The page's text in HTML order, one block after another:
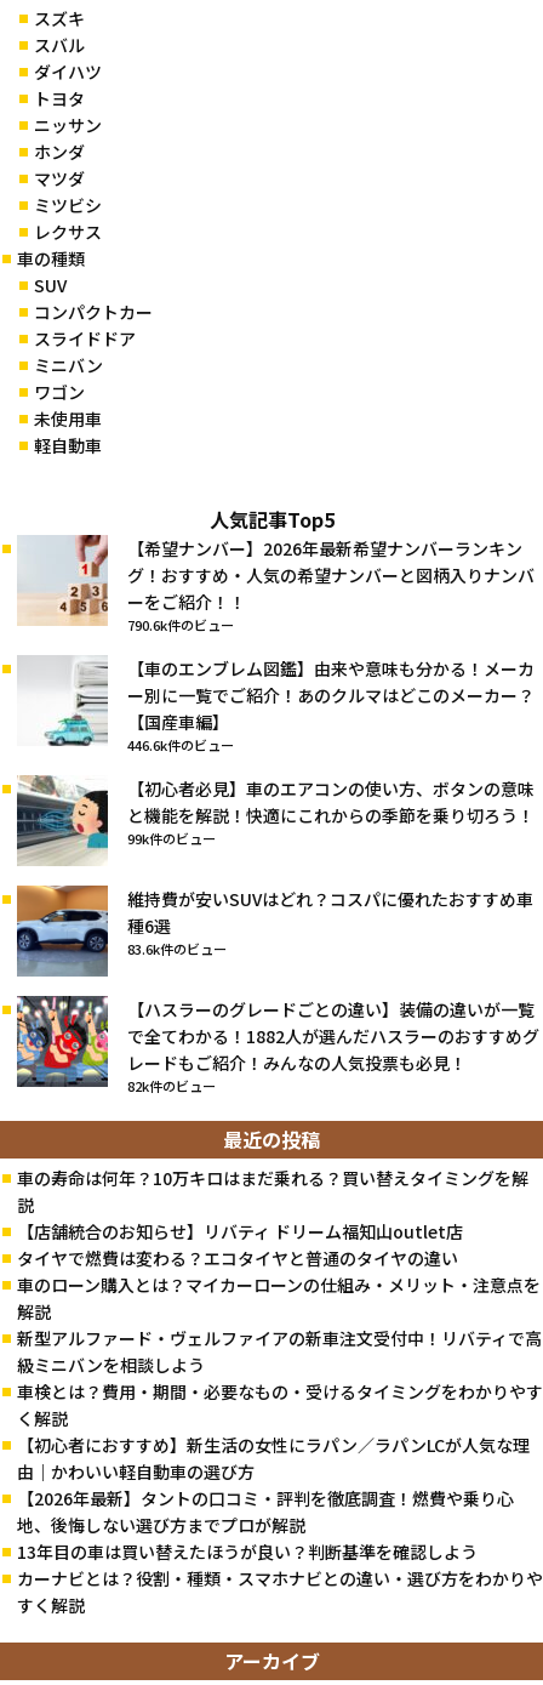
スズキ
スバル
ダイハツ
トヨタ
ニッサン
ホンダ
マツダ
ミツビシ
レクサス
車の種類
SUV
コンパクトカー
スライドドア
ミニバン
ワゴン
未使用車
軽自動車
人気記事Top5
【希望ナンバー】2026年最新希望ナンバーランキン
グ！おすすめ・人気の希望ナンバーと図柄入りナンバ
ーをご紹介！！
790.6k件のビュー
【車のエンブレム図鑑】由来や意味も分かる！メーカ
ー別に一覧でご紹介！あのクルマはどこのメーカー？
【国産車編】
446.6k件のビュー
【初心者必見】車のエアコンの使い方、ボタンの意味
と機能を解説！快適にこれからの季節を乗り切ろう！
99k件のビュー
維持費が安いSUVはどれ？コスパに優れたおすすめ車
種6選
83.6k件のビュー
【ハスラーのグレードごとの違い】装備の違いが一覧
で全てわかる！1882人が選んだハスラーのおすすめグ
レードもご紹介！みんなの人気投票も必見！
82k件のビュー
最近の投稿
車の寿命は何年？10万キロはまだ乗れる？買い替えタイミングを解
説
【店舗統合のお知らせ】リバティ ドリーム福知山outlet店
タイヤで燃費は変わる？エコタイヤと普通のタイヤの違い
車のローン購入とは？マイカーローンの仕組み・メリット・注意点を
解説
新型アルファード・ヴェルファイアの新車注文受付中！リバティで高
級ミニバンを相談しよう
車検とは？費用・期間・必要なもの・受けるタイミングをわかりやす
く解説
【初心者におすすめ】新生活の女性にラパン／ラパンLCが人気な理
由｜かわいい軽自動車の選び方
【2026年最新】タントの口コミ・評判を徹底調査！燃費や乗り心
地、後悔しない選び方までプロが解説
13年目の車は買い替えたほうが良い？判断基準を確認しよう
カーナビとは？役割・種類・スマホナビとの違い・選び方をわかりや
すく解説
アーカイブ